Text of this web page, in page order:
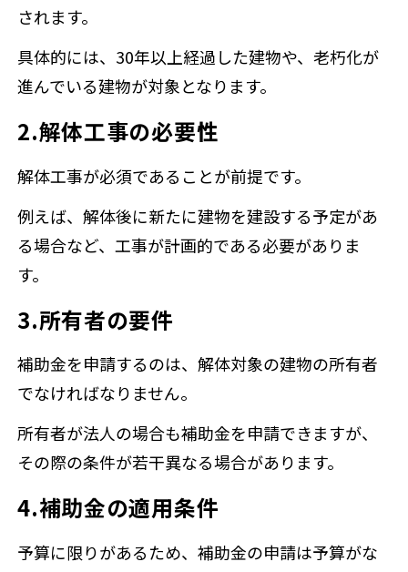
されます。
具体的には、30年以上経過した建物や、老朽化が
進んでいる建物が対象となります。
2.解体工事の必要性
解体工事が必須であることが前提です。
例えば、解体後に新たに建物を建設する予定があ
る場合など、工事が計画的である必要がありま
す。
3.所有者の要件
補助金を申請するのは、解体対象の建物の所有者
でなければなりません。
所有者が法人の場合も補助金を申請できますが、
その際の条件が若干異なる場合があります。
4.補助金の適用条件
予算に限りがあるため、補助金の申請は予算がな